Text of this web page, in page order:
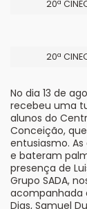
20ª
20ª
No dia 13 de
recebeu uma
alunos do
Conceição,
entusiasmo.
e bateram
presença de
Grupo SADA,
acompanhada
Dias, Samuel